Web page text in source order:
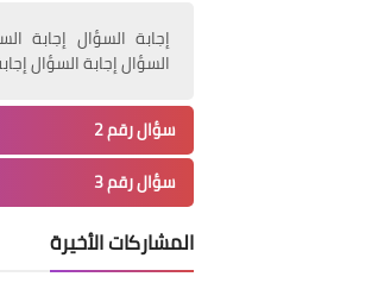
أخبار فلسطين
وفد مركزية
الرجوب يعزي
الكبير "ابو
أخبار المخيمات
إجابة السؤال إجابة
السؤال إجابة السؤال
سؤال رقم 2
سؤال رقم 3
المشاركات الأخيرة